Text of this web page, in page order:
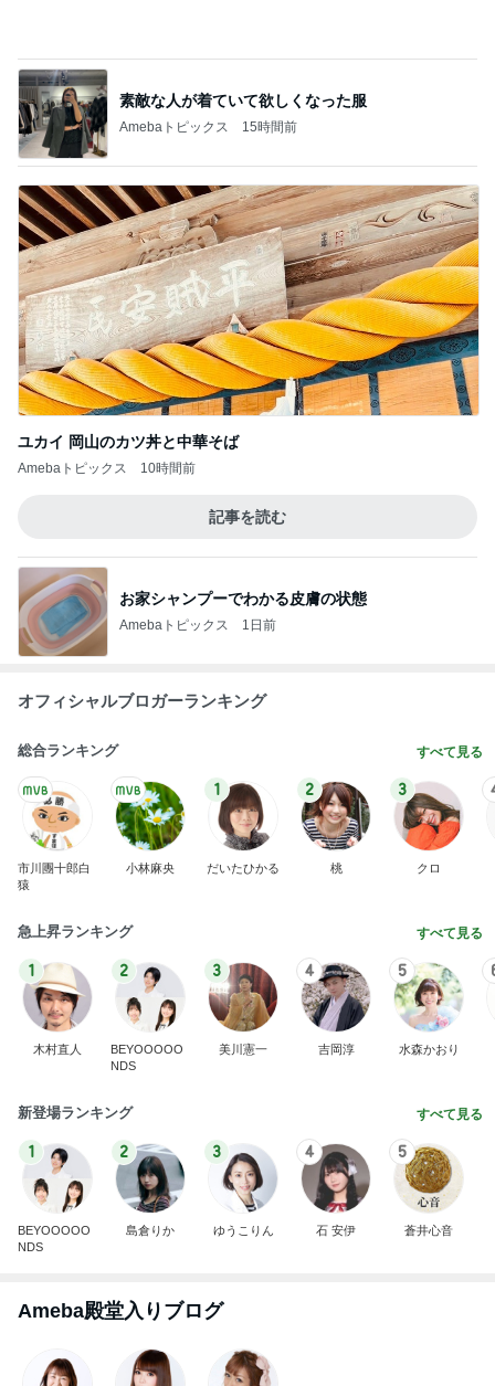
素敵な人が着ていて欲しくなった服
Amebaトピックス 15時間前
ユカイ 岡山のカツ丼と中華そば
Amebaトピックス 10時間前
記事を読む
お家シャンプーでわかる皮膚の状態
Amebaトピックス 1日前
オフィシャルブロガーランキング
総合ランキング すべて見る
市川團十郎白
猿
小林麻央
1
だいたひかる
2
桃
3
クロ
急上昇ランキング すべて見る
1
木村直人
2
BEYOOOOO
NDS
3
美川憲一
4
吉岡淳
5
水森かおり
新登場ランキング すべて見る
1
BEYOOOOO
NDS
2
島倉りか
3
ゆうこりん
4
石 安伊
5
蒼井心音
Ameba殿堂入りブログ